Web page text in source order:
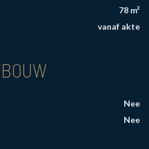
78 m²
vanaf akte
Nee
Nee